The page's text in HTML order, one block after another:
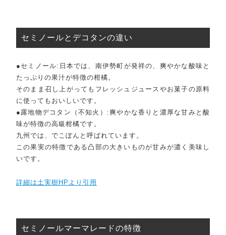
RANKING
EVENT
イベント商品
NEW ITEM
PRODUCTS
CHECKED PRODUCTS
TOPICS
セミノールとデコタンの違い
●セミノール:日本では、南伊勢町が発祥の、爽やかな酸味と
たっぷりの果汁が特徴の柑橘。
そのまま召し上がってもフレッシュジュースやお菓子の原料
に使ってもおいしいです。
●露地物デコタン（不知火）:爽やかな香りと濃厚な甘みと酸
味が特徴の高級柑橘です。
九州では、でこぽんと呼ばれています。
この果実の特徴である凸部の大きいものが甘みが濃く美味し
いです。
詳細は土実樹HPより引用
セミノールマーマレードの特徴